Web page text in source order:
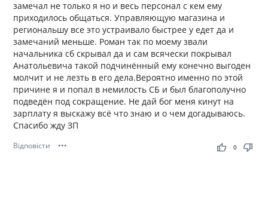
замечал не только я но и весь персонал с кем ему
приходилось общаться. Управляющую магазина и
региональшу все это устраивало быстрее у едет да и
замечаний меньше. Роман так по моему звали
начальника сб скрывал да и сам всячески покрывал
Анатольевича такой подчинённый ему конечно выгоден
молчит и не лезть в его дела.Вероятно именно по этой
причине я и попал в немилость СБ и был благополучно
подведён под сокращение. Не дай бог меня кинут на
зарплату я выскажу всё что знаю и о чем догадываюсь.
Спасибо жду ЗП
Відповісти ••• thumb_up thumb_down
0